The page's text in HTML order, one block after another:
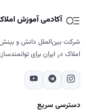
آکادمی آموزش
شرکت بین‌الملل دانش و
املاک در ایران برای
دسترسی سریع